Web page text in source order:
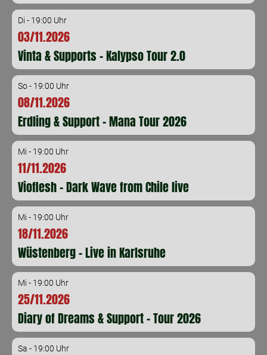
Di - 19:00 Uhr
03/11.2026
Vinta & Supports - Kalypso Tour 2.0
So - 19:00 Uhr
08/11.2026
Erdling & Support - Mana Tour 2026
Mi - 19:00 Uhr
11/11.2026
Vioflesh - Dark Wave from Chile live
Mi - 19:00 Uhr
18/11.2026
Wüstenberg - Live in Karlsruhe
Mi - 19:00 Uhr
25/11.2026
Diary of Dreams & Support - Tour 2026
Sa - 19:00 Uhr